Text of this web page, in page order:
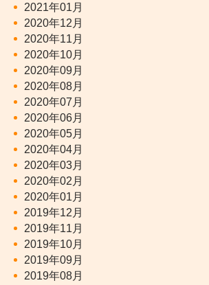
2021年01月
2020年12月
2020年11月
2020年10月
2020年09月
2020年08月
2020年07月
2020年06月
2020年05月
2020年04月
2020年03月
2020年02月
2020年01月
2019年12月
2019年11月
2019年10月
2019年09月
2019年08月